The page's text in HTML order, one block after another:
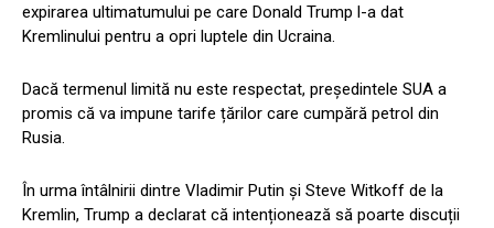
expirarea ultimatumului pe care Donald Trump l-a dat
Kremlinului pentru a opri luptele din Ucraina.
Dacă termenul limită nu este respectat, președintele SUA a
promis că va impune tarife țărilor care cumpără petrol din
Rusia.
În urma întâlnirii dintre Vladimir Putin și Steve Witkoff de la
Kremlin, Trump a declarat că intenționează să poarte discuții